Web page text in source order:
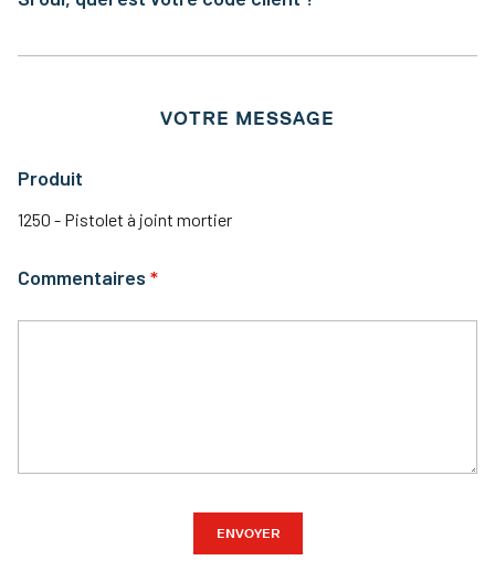
VOTRE MESSAGE
Produit
1250 - Pistolet à joint mortier
Commentaires
ENVOYER